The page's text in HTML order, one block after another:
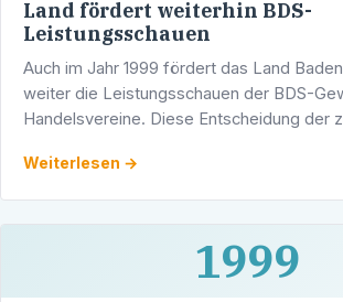
Land fördert weiterhin BDS-
Leistungsschauen
Auch im Jahr 1999 fördert das Land
weiter die Leistungsschauen der BDS-
Handelsvereine. Diese Entscheidung der
Heidelberger …
Weiterlesen →
1999